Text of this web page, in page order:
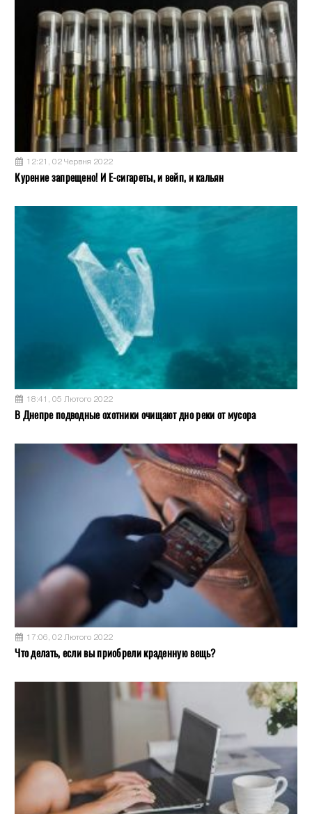
12:21, 02 Червня 2022
Курение запрещено! И Е-сигареты, и вейп, и кальян
18:41, 05 Лютого 2022
В Днепре подводные охотники очищают дно реки от мусора
17:06, 02 Лютого 2022
Что делать, если вы приобрели краденную вещь?